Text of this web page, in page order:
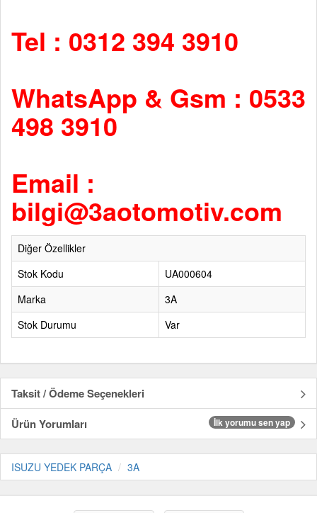
Tel : 0312 394 3910
WhatsApp & Gsm : 0533
498 3910
Email :
bilgi@3aotomotiv.com
Diğer Özellikler
Stok Kodu
UA000604
Marka
3A
Stok Durumu
Var
Taksit / Ödeme Seçenekleri
Ürün Yorumları
İlk yorumu sen yap
ISUZU YEDEK PARÇA 3A